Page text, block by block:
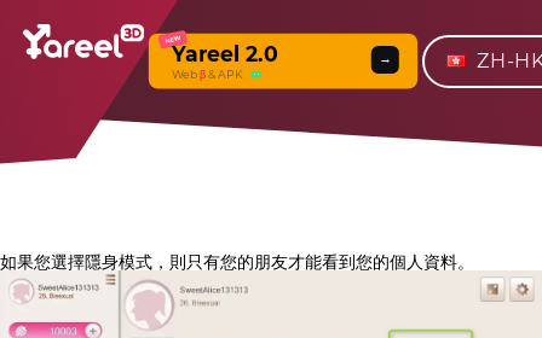
NEW
Yareel 2.0
Webβ & APK
→ ZH-
如果您選擇隱身模式，則只有您的朋友才能看到您的個人資料。